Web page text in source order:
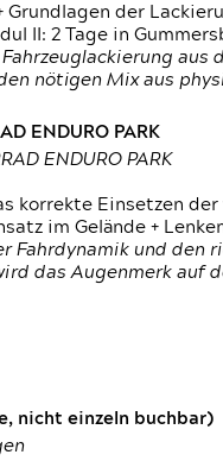
der
II: 2 Tage in
nötigen Mix aus
ENDURO PARK
ENDURO PARK
korrekte Einsetzen
im Gelände +
Fahrdynamik und
das Augenmerk
nicht einzeln buchbar)